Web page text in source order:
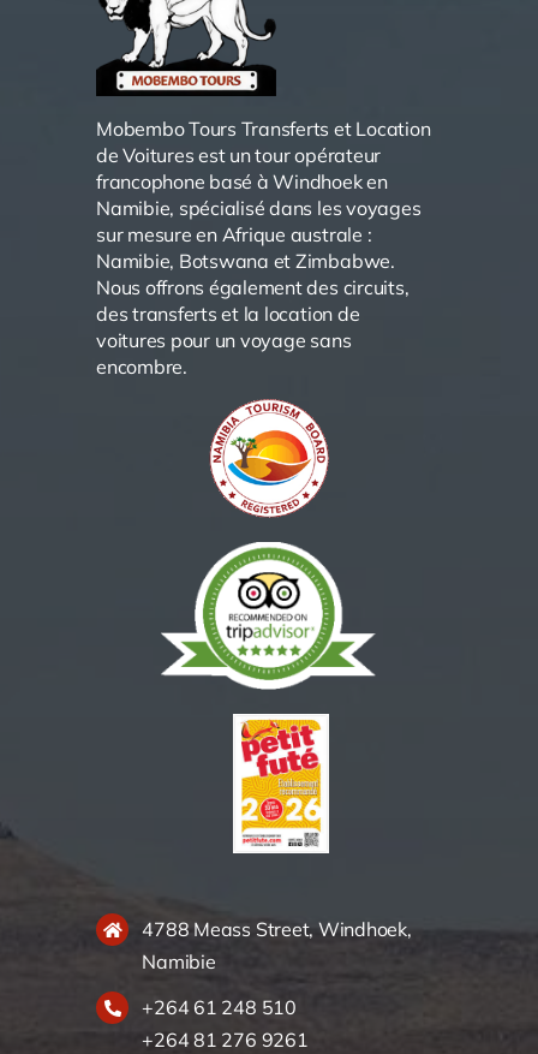
Mobembo Tours Transferts et Location
de Voitures est un tour opérateur
francophone basé à Windhoek en
Namibie, spécialisé dans les voyages
sur mesure en Afrique australe :
Namibie, Botswana et Zimbabwe.
Nous offrons également des circuits,
des transferts et la location de
voitures pour un voyage sans
encombre.
4788 Meass Street, Windhoek,
Namibie
+264 61 248 510
+264 81 276 9261